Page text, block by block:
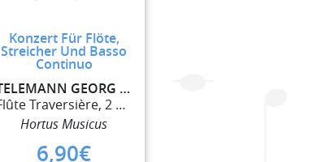
Konzert Für Flöte,
Streicher Und Basso
Continuo
TELEMANN GEORG PHILIPP
Flûte Traversière, 2 Violons et Basse Continue
Hortus Musicus
6,90€